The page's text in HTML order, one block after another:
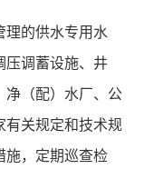
的供水专用水
压调蓄设施、井
净（配）水厂、公
有关规定和技术规
施，定期巡查检